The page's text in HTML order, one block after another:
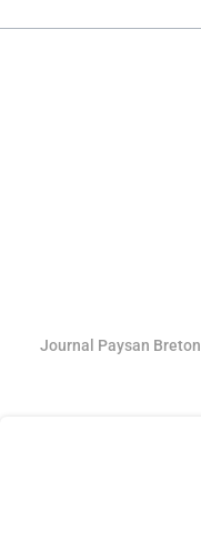
Journal Paysan Breton